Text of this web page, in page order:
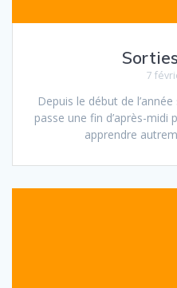
7
Depuis le début de
passe une fin d’après-midi
apprendre